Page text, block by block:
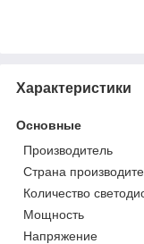
Характеристики
Основные
Производитель
Страна
Количество
Мощность
Напряжение